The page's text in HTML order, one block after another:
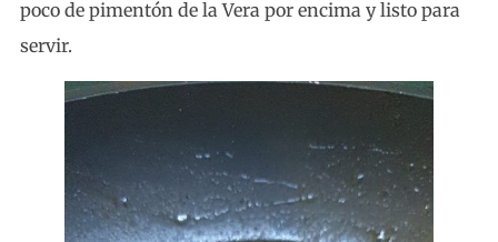
poco de pimentón de la Vera por encima y listo para
servir.